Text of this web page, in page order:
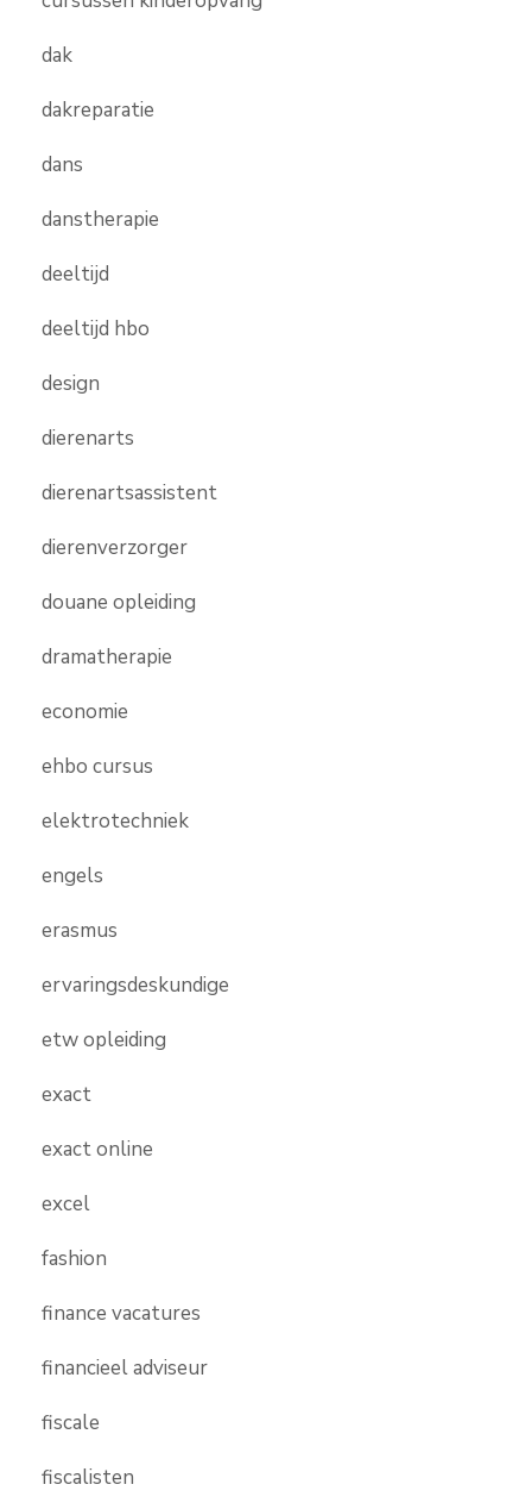
dak
dakreparatie
dans
danstherapie
deeltijd
deeltijd hbo
design
dierenarts
dierenartsassistent
dierenverzorger
douane opleiding
dramatherapie
economie
ehbo cursus
elektrotechniek
engels
erasmus
ervaringsdeskundige
etw opleiding
exact
exact online
excel
fashion
finance vacatures
financieel adviseur
fiscale
fiscalisten